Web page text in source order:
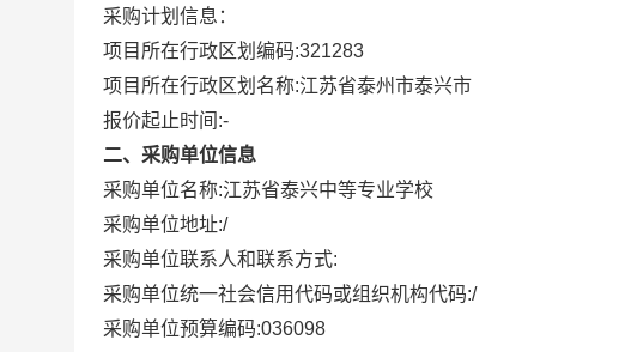
采购计划信息：
项目所在行政区划编码:321283
项目所在行政区划名称:江苏省泰州市泰兴市
报价起止时间:-
二、采购单位信息
采购单位名称:江苏省泰兴中等专业学校
采购单位地址:/
采购单位联系人和联系方式:
采购单位统一社会信用代码或组织机构代码:/
采购单位预算编码:036098